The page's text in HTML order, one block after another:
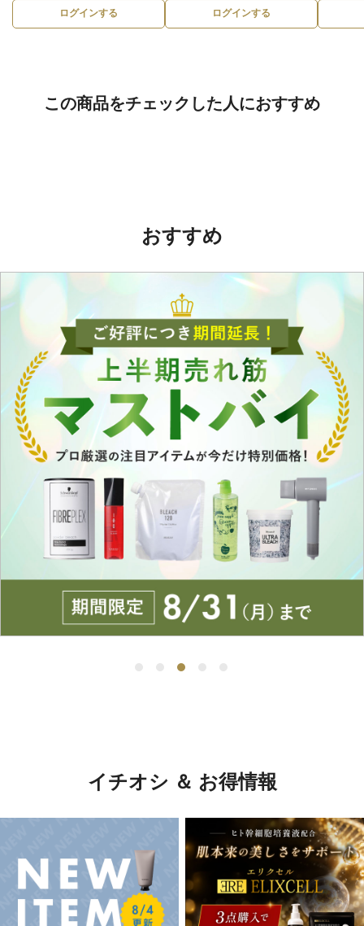
ログインする ログインする
この商品をチェックした人におすすめ
おすすめ
イチオシ ＆ お得情報